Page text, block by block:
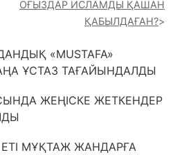
ОҒЫЗДАР ИСЛАМДЫ ҚАШАН
ҚАБЫЛДАҒАН?
«MUSTAFA»
ҰСТАЗ ТАҒАЙЫНДАЛДЫ
ЖЕҢІСКЕ ЖЕТКЕНДЕР
МҰҚТАЖ ЖАНДАРҒА